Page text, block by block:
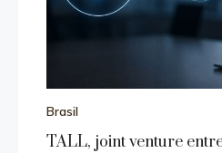
Brasil
TALL, joint venture